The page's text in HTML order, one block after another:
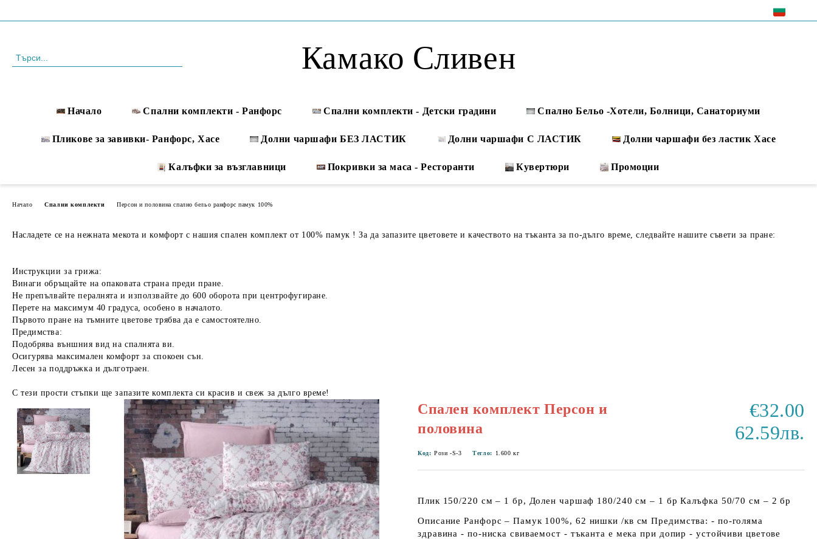
Камако Сливен
Начало Спални комплекти - Ранфорс Спални комплекти - Детски градини Спално Бельо -Хотели, Болници, Санаториуми
Пликове за завивки- Ранфорс, Хасе Долни чаршафи БЕЗ ЛАСТИК Долни чаршафи С ЛАСТИК Долни чаршафи без ластик Хасе
Калъфки за възглавници Покривки за маса - Ресторанти Кувертюри Промоции
Начало Спални комплекти Персон и половина спално бельо ранфорс памук 100%
Насладете се на нежната мекота и комфорт с нашия спален комплект от 100% памук ! За да запазите цветовете и качеството на тъканта за по-дълго време, следвайте нашите съвети за пране:
Инструкции за грижа:
Винаги обръщайте на опаковата страна преди пране.
Не препълвайте пералнята и използвайте до 600 оборота при центрофугиране.
Перете на максимум 40 градуса, особено в началото.
Първото пране на тъмните цветове трябва да е самостоятелно.
Предимства:
Подобрява външния вид на спалнята ви.
Осигурява максимален комфорт за спокоен сън.
Лесен за поддръжка и дълготраен.
С тези прости стъпки ще запазите комплекта си красив и свеж за дълго време!
Спален комплект Персон и
половина
€32.00
62.59лв.
Код: Рози -S-3 Тегло: 1.600 кг
Плик 150/220 см – 1 бр, Долен чаршаф 180/240 см – 1 бр Калъфка 50/70 см – 2 бр
Описание Ранфорс – Памук 100%, 62 нишки /кв см Предимства: - по-голяма
здравина - по-ниска свиваемост - тъканта е мека при допир - устойчиви цветове